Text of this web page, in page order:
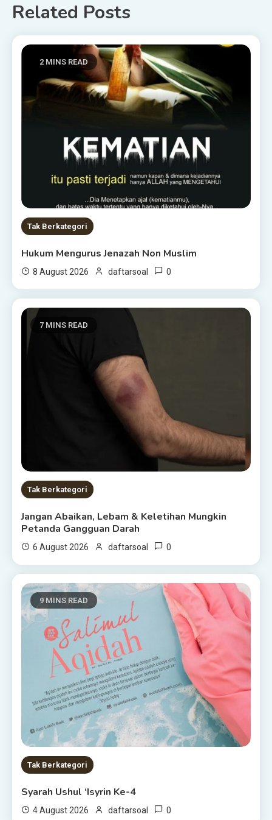
Related Posts
2 MINS READ
Tak Berkategori
Hukum Mengurus Jenazah Non Muslim
8 August 2026 daftarsoal 0
7 MINS READ
Tak Berkategori
Jangan Abaikan, Lebam & Keletihan Mungkin
Petanda Gangguan Darah
6 August 2026 daftarsoal 0
9 MINS READ
Tak Berkategori
Syarah Ushul ‘Isyrin Ke-4
4 August 2026 daftarsoal 0